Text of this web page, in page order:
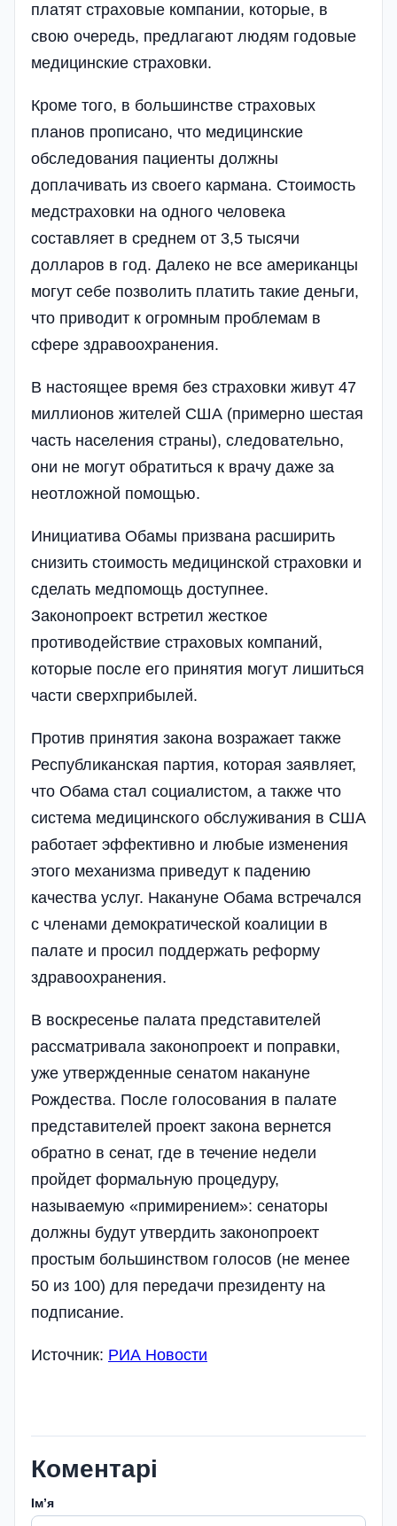
платят страховые компании, которые, в
свою очередь, предлагают людям годовые
медицинские страховки.
Кроме того, в большинстве страховых
планов прописано, что медицинские
обследования пациенты должны
доплачивать из своего кармана. Стоимость
медстраховки на одного человека
составляет в среднем от 3,5 тысячи
долларов в год. Далеко не все американцы
могут себе позволить платить такие деньги,
что приводит к огромным проблемам в
сфере здравоохранения.
В настоящее время без страховки живут 47
миллионов жителей США (примерно шестая
часть населения страны), следовательно,
они не могут обратиться к врачу даже за
неотложной помощью.
Инициатива Обамы призвана расширить
снизить стоимость медицинской страховки и
сделать медпомощь доступнее.
Законопроект встретил жесткое
противодействие страховых компаний,
которые после его принятия могут лишиться
части сверхприбылей.
Против принятия закона возражает также
Республиканская партия, которая заявляет,
что Обама стал социалистом, а также что
система медицинского обслуживания в США
работает эффективно и любые изменения
этого механизма приведут к падению
качества услуг. Накануне Обама встречался
с членами демократической коалиции в
палате и просил поддержать реформу
здравоохранения.
В воскресенье палата представителей
рассматривала законопроект и поправки,
уже утвержденные сенатом накануне
Рождества. После голосования в палате
представителей проект закона вернется
обратно в сенат, где в течение недели
пройдет формальную процедуру,
называемую «примирением»: сенаторы
должны будут утвердить законопроект
простым большинством голосов (не менее
50 из 100) для передачи президенту на
подписание.
Источник: РИА Новости
Коментарі
Імʼя